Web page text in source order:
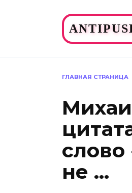
ГЛАВНАЯ СТРАНИЦА
слово
не …